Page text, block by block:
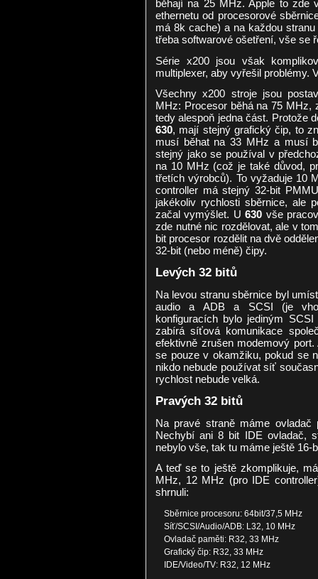
běhají na 25 MHz. Apple to zde
ethernetu od procesorové
má 8k cache) a na každou
třeba softwarové ošetření, vše se
Série x200 jsou však
multiplexer, aby vyřešil problémy.
Všechny x200 stroje jsou
MHz: Procesor běhá na 75
tedy alespoň jedna část. Protože
630, mají stejný grafický čip, to
musí běhat na 33 MHz a musí
stejný jako se používal v
na 10 MHz (což je také důvod,
třetích výrobců). To vyžaduje 10
controller má stejný 32-bit
jakékoliv rychlosti sběrnice, ale
začal vymýšlet. U630 vše
zde nutné nic rozdělovat, ale v
bit procesor rozdělit na dvě
32-bit (nebo méně) čipy.
Levých 32 bitů
Na levou stranu sběrnice byl
audio a ADB a SCSI (je
konfiguracích bylo jediným
zabírá síťová komunikace
efektivně zrušen modemový
se pouze v okamžiku, pokud se
nikdo nebude používat síť
rychlost nebude velká.
Pravých 32 bitů
Na pravé straně máme
Nechybí ani 8 bit IDE ovladač,
nebylo vše, tak tu máme ještě 16-
A teď se to ještě zkomplikuje,
MHz, 12 MHz (pro IDE
shrnuli:
Sběrnice procesoru: 64bit/37,5 MHz
Síť/SCSI/Audio/ADB: L32, 10 MHz
Ovladač paměti: R32, 33 MHz
Grafický čip: R32, 33 MHz
IDE/Video/TV: R32, 12 MHz